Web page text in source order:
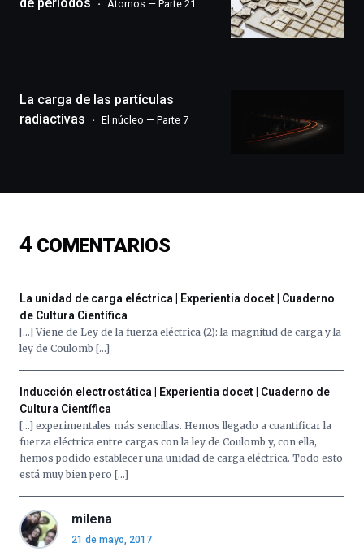
monólogos,
exposiciones,
de
16
al
octubre.
La
iniciativa,
organizada
por
la
Cátedra…
Átomos — Parte 21
La carga de las partículas
radiactivas
El núcleo — Parte 7
4 COMENTARIOS
La unidad de carga eléctrica | Experientia docet | Cuaderno
de Cultura Científica
[…] Viene de Ley de la fuerza eléctrica (2): la magnitud de carga y la
ley de Coulomb […]
Inducción electrostática | Experientia docet | Cuaderno de
Cultura Científica
[…] experimentales más sencillas. Hemos llegado a cuantificar la
fuerza eléctrica entre cargas con la ley de Coulomb y, con ella,
hemos podido establecer una unidad de carga eléctrica. Todo esto
está muy bien pero […]
milena
21 de mayo, 2017